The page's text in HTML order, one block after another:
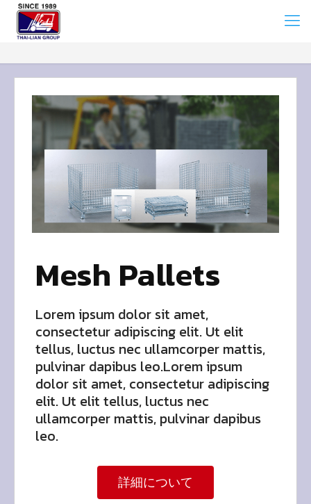
Mesh Pallets
Lorem ipsum dolor sit amet,
consectetur adipiscing elit. Ut elit
tellus, luctus nec ullamcorper mattis,
pulvinar dapibus leo.Lorem ipsum
dolor sit amet, consectetur adipiscing
elit. Ut elit tellus, luctus nec
ullamcorper mattis, pulvinar dapibus
leo.
詳細について